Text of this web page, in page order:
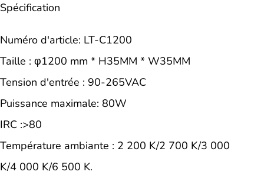
Spécification
Numéro d'article: LT-C1200
Taille : φ1200 mm * H35MM * W35MM
Tension d'entrée : 90-265VAC
Puissance maximale: 80W
IRC :>80
Température ambiante : 2 200 K/2 700 K/3 000
K/4 000 K/6 500 K.